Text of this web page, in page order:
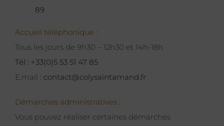
89
Accueil téléphonique :
Tous les jours de 9h30 – 12h30 et 14h-18h
Tél : +33(0)5 53 51 47 85
E.mail : contact@colysaintamand.fr
Démarches administratives :
Vous pouvez réaliser certaines démarches